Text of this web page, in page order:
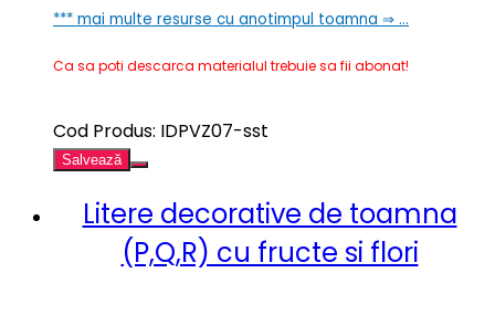
*** mai multe resurse cu anotimpul toamna ⇒ …
Ca sa poti descarca materialul trebuie sa fii abonat!
Cod Produs: IDPVZ07-sst
Salvează
Litere decorative de toamna
(P,Q,R) cu fructe si flori